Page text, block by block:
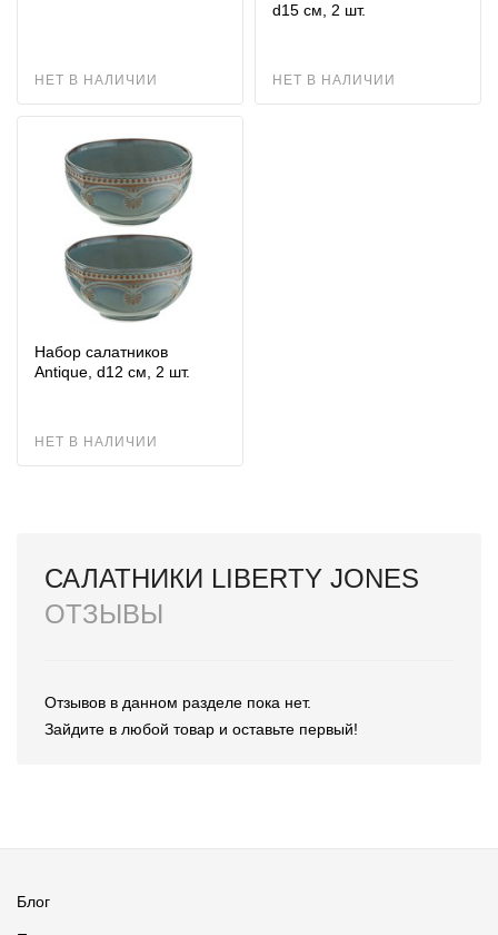
НЕТ В НАЛИЧИИ
d15 см, 2 шт.
НЕТ В НАЛИЧИИ
Набор салатников
Antique, d12 см, 2 шт.
НЕТ В НАЛИЧИИ
САЛАТНИКИ LIBERTY JONES
ОТЗЫВЫ
Отзывов в данном разделе пока нет.
Зайдите в любой товар и оставьте первый!
Блог